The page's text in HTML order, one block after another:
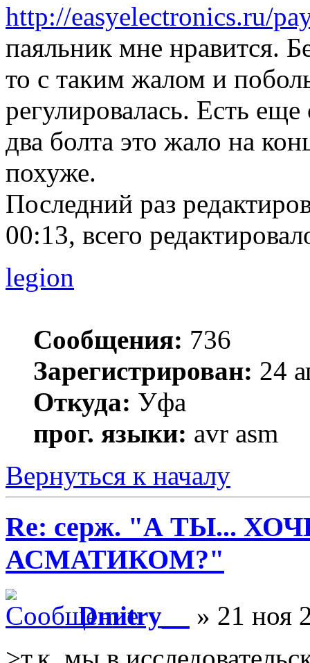
http://easyelectronics.ru/
паяльник мне нравится.
то с таким жалом и
регулировалась. Есть
два болта это жало на
похуже.
Последний раз
00:13, всего
legion
Сообщения: 736
Зарегистрирован: 24
Откуда: Уфа
прог. языки: avr asm
Вернуться к началу
Re: серж. "А ТЫ...
АСМАТИКОМ?"
Dmitry__
» 21 ноя